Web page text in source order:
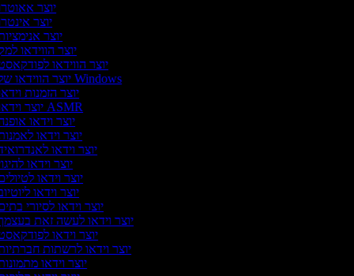
יוצר
יוצר
יוצר
יוצר הווידאו
יוצר הווידאו
יוצר הווידאו של Windows
יוצר הזמנות
יוצר וידאו ASMR
יוצר וידאו
יוצר וידאו
יוצר וידאו
יוצר וידאו
יוצר וידאו
יוצר וידאו
יוצר וידאו לסיורי
יוצר וידאו לעשה זאת
יוצר וידאו
יוצר וידאו לרשתות
יוצר וידאו